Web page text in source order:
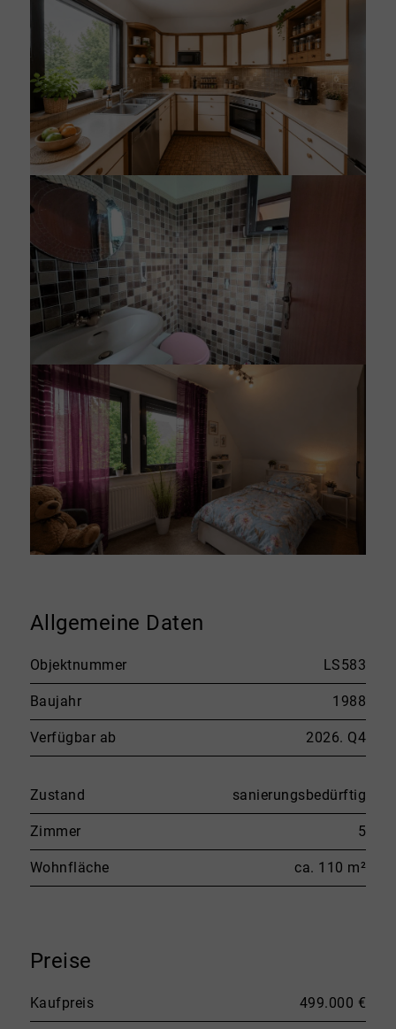
Allgemeine Daten
Objektnummer LS583
Baujahr 1988
Verfügbar ab 2026. Q4
Zustand sanierungsbedürftig
Zimmer 5
Wohnfläche ca. 110 m²
Preise
Kaufpreis 499.000 €